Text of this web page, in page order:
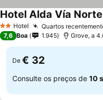
2 Estrelas
Hotel Quartos
Hotel Alda Vía Norte
7,6 Boa 1.945 Grove, a
De € 32
Consulte os preços de 10